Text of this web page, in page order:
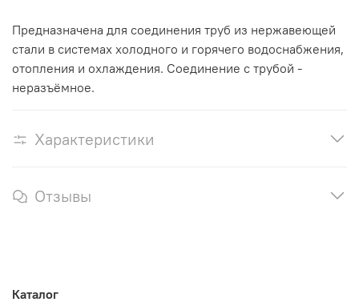
Предназначена для соединения труб из нержавеющей
стали в системах холодного и горячего водоснабжения,
отопления и охлаждения. Соединение с трубой -
неразъёмное.
Характеристики
Отзывы
Каталог